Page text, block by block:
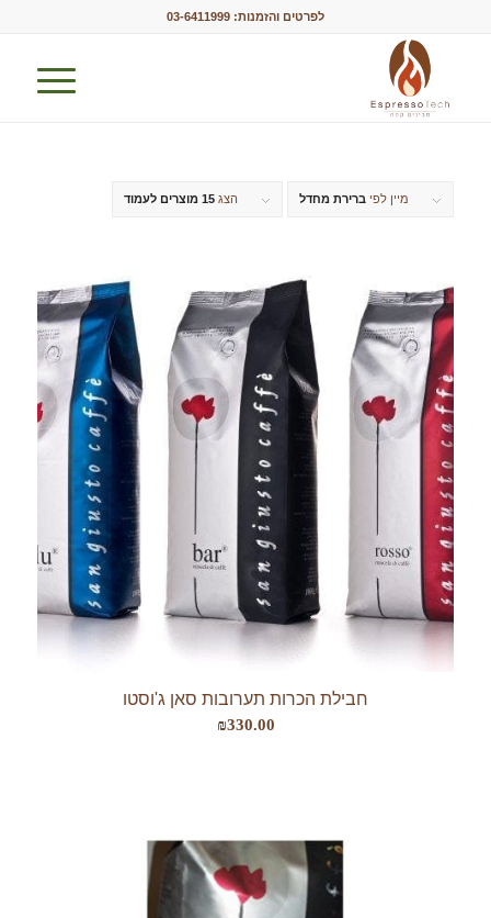
לפרטים והזמנות: 03-6411999
מיין לפי ברירת מחדל הצג 15 מוצרים לעמוד
חבילת הכרות תערובות סאן ג'וסטו
₪330.00